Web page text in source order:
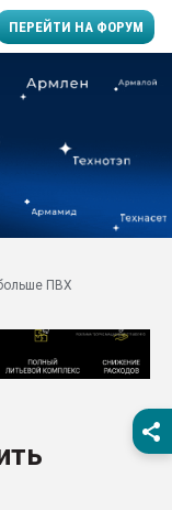
ПЕРЕЙТИ НА ФОРУМ
заводу пластмасс"
Подмосковье, Москва
28.07.2026
28.07.2026
ПВХ